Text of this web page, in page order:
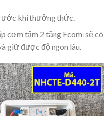
khi thưởng thức.
cơm tấm 2 tầng Ecomi sẽ có
giữ được độ ngon lâu.